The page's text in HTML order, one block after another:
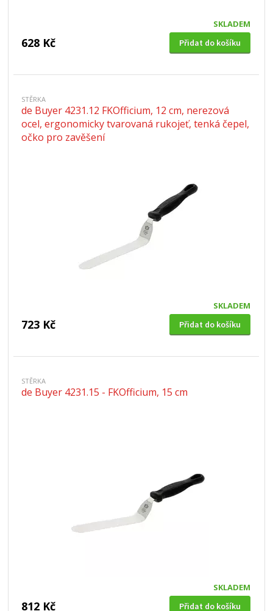
SKLADEM
628 Kč Přidat do košíku
STĚRKA
de Buyer 4231.12 FKOfficium, 12 cm, nerezová
ocel, ergonomicky tvarovaná rukojeť, tenká čepel,
očko pro zavěšení
SKLADEM
723 Kč Přidat do košíku
STĚRKA
de Buyer 4231.15 - FKOfficium, 15 cm
SKLADEM
812 Kč Přidat do košíku